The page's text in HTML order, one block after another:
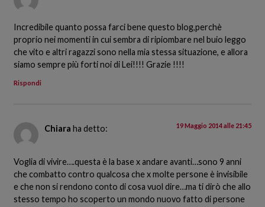
Incredibile quanto possa farci bene questo blog,perchè
proprio nei momenti in cui sembra di ripiombare nel buio leggo
che vito e altri ragazzi sono nella mia stessa situazione, e allora
siamo sempre più forti noi di Lei!!!! Grazie !!!!
Rispondi
Chiara ha detto: 19 Maggio 2014 alle 21:45
Voglia di vivire….questa è la base x andare avanti…sono 9 anni
che combatto contro qualcosa che x molte persone è invisibile
e che non si rendono conto di cosa vuol dire…ma ti dirò che allo
stesso tempo ho scoperto un mondo nuovo fatto di persone